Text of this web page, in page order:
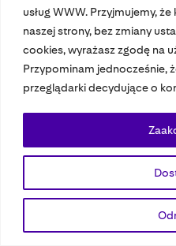
usług WWW. Przyjmujemy,
naszej strony, bez zmiany
cookies, wyrażasz zgodę na
Przypominam jednocześnie,
przeglądarki decydujące o
Nasze strony
© 2023 Bauer Media Group, All
Polityka prywatnościDane